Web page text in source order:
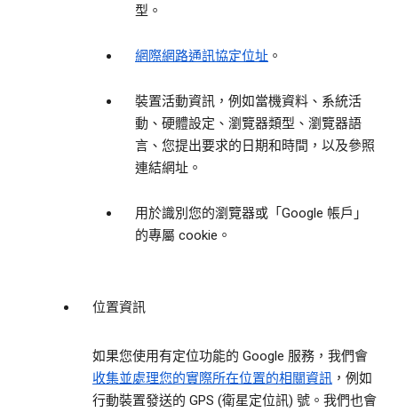
型。
網際網路通訊協定位址 。
裝置活動資訊，例如當機資料、系統活
動、硬體設定、瀏覽器類型、瀏覽器語
言、您提出要求的日期和時間，以及參照
連結網址。
用於識別您的瀏覽器或「Google 帳戶」
的專屬 cookie。
位置資訊
如果您使用有定位功能的 Google 服務，我們會
收集並處理您的實際所在位置的相關資訊 ，例如
行動裝置發送的 GPS (衛星定位訊) 號。我們也會